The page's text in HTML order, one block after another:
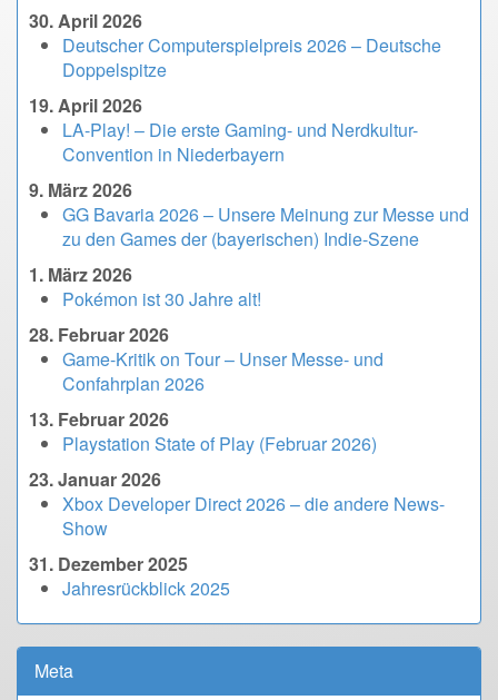
30. April 2026
Deutscher Computerspielpreis 2026 – Deutsche
Doppelspitze
19. April 2026
LA-Play! – Die erste Gaming- und Nerdkultur-
Convention in Niederbayern
9. März 2026
GG Bavaria 2026 – Unsere Meinung zur Messe und
zu den Games der (bayerischen) Indie-Szene
1. März 2026
Pokémon ist 30 Jahre alt!
28. Februar 2026
Game-Kritik on Tour – Unser Messe- und
Confahrplan 2026
13. Februar 2026
Playstation State of Play (Februar 2026)
23. Januar 2026
Xbox Developer Direct 2026 – die andere News-
Show
31. Dezember 2025
Jahresrückblick 2025
Meta